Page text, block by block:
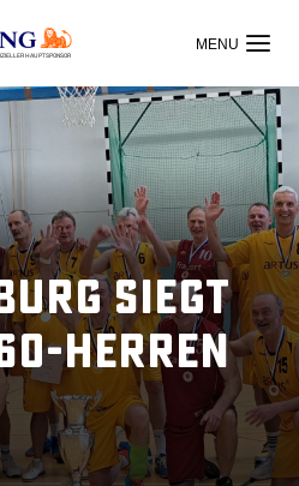
HAUPTSPONSOR
siegt
Herren